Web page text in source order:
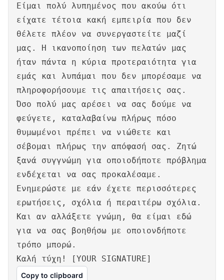
Είμαι πολύ λυπημένος που ακούω ότι
είχατε τέτοια κακή εμπειρία που δεν
θέλετε πλέον να συνεργαστείτε μαζί
μας. Η ικανοποίηση των πελατών μας
ήταν πάντα η κύρια προτεραιότητα για
εμάς και λυπάμαι που δεν μπορέσαμε να
πληροφορήσουμε τις απαιτήσεις σας.
Όσο πολύ μας αρέσει να σας δούμε να
φεύγετε, καταλαβαίνω πλήρως πόσο
θυμωμένοι πρέπει να νιώθετε και
σέβομαι πλήρως την απόφασή σας. Ζητώ
ξανά συγγνώμη για οποιοδήποτε πρόβλημα
ενδέχεται να σας προκαλέσαμε.
Ενημερώστε με εάν έχετε περισσότερες
ερωτήσεις, σχόλια ή περαιτέρω σχόλια.
Και αν αλλάξετε γνώμη, θα είμαι εδώ
για να σας βοηθήσω με οποιονδήποτε
τρόπο μπορώ.
Καλή τύχη! [YOUR SIGNATURE]
Copy to clipboard